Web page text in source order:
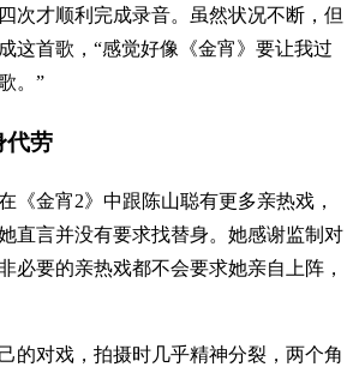
次才顺利完成录音。虽然状况不断，但
这首歌，“感觉好像《金宵》要让我过
。”
代劳
《金宵2》中跟陈山聪有更多亲热戏，
直言并没有要求找替身。她感谢监制对
必要的亲热戏都不会要求她亲自上阵，
的对戏，拍摄时几乎精神分裂，两个角